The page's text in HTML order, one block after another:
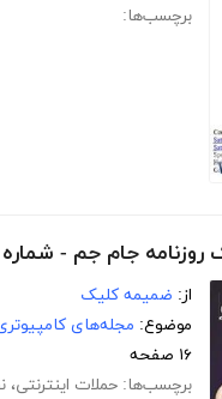
برچسب‌ها:
جام جم - شماره 337
از: ضمیمه کلیک
موضوع: مجله‌های
۱۶ صفحه
برچسب‌ها: حملات اینترنتی،